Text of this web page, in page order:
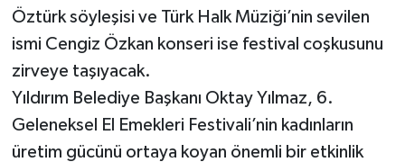
Öztürk söyleşisi ve Türk Halk Müziği’nin sevilen
ismi Cengiz Özkan konseri ise festival coşkusunu
zirveye taşıyacak.
Yıldırım Belediye Başkanı Oktay Yılmaz, 6.
Geleneksel El Emekleri Festivali’nin kadınların
üretim gücünü ortaya koyan önemli bir etkinlik